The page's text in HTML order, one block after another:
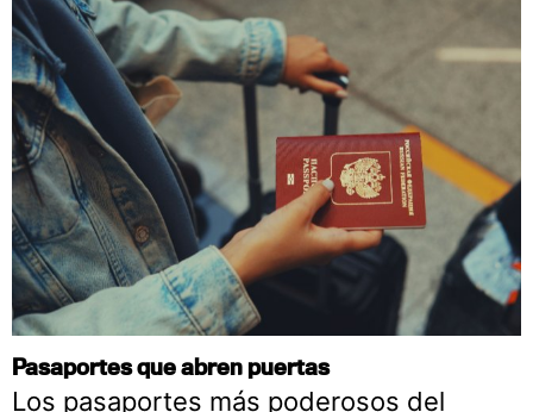
Pasaportes que abren puertas
Los pasaportes más poderosos del